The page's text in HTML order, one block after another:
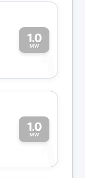
1.0
MW
1
1.0
MW
1